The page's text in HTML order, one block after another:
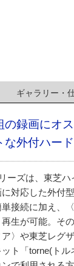
ギャラリー・
録画にオス
な外付ハー
ーズは、東芝
対応した外付
接続に加え、
生が可能。そ
ア〉や東芝レグ
ト「torne(トル